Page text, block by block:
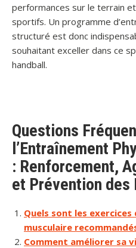
performances sur le terrain
sportifs. Un programme
structuré est donc
souhaitant exceller dans ce
handball.
Questions
l’Entraînement
: Renforcement,
et Prévention des
Quels sont les
musculaire
Comment améliorer sa